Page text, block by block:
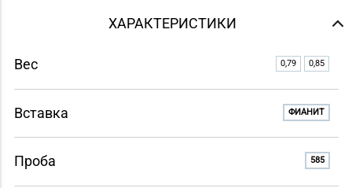
ХАРАКТЕРИСТИКИ
Вес 0,79 0,85
Вставка ФИАНИТ
Проба 585